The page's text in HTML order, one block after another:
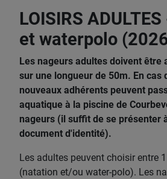
LOISIRS
et waterpolo
Les nageurs adultes doivent être
sur une longueur de 50m. En cas
nouveaux adhérents peuvent
aquatique à la piscine de
nageurs (il suffit de se présenter
document d'identité).
Les adultes peuvent choisir entre
(natation et/ou water-polo). Les